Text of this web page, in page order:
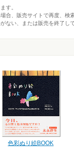
す。
合、販売サイトで再度、検
ない、または販売を終了し
色彩ぬり絵BOOK